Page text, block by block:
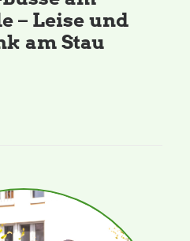
– Leise und
am Stau